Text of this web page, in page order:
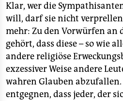
abo
genossenschaft
epaper login
Klar, wer die
will, darf sie nicht
mehr: Zu den Vorwürfen an
gehört, dass diese – so wie
andere religiöse
exzessiver Weise andere
wahren Glauben
entgegnen, dass jeder, der